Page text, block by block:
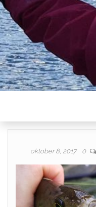
oktober 8, 2017 0